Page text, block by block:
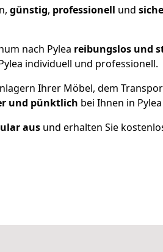
günstig, professionell und
nach Pylea reibungslos und
individuell und professionell.
Ihrer Möbel, dem
und pünktlich bei Ihnen in
aus und erhalten Sie